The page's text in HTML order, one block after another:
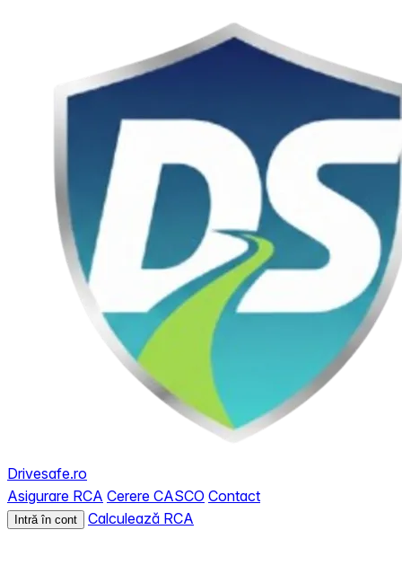
Drivesafe.ro
Asigurare RCA Cerere CASCO Contact
Intră în cont Calculează RCA